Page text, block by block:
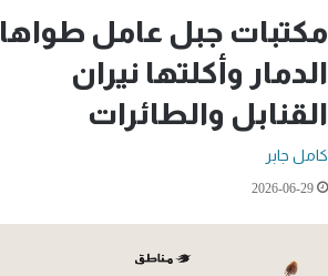
مكتبات جبل عامل طواها
الدمار وأكلتها نيران
القنابل والطائرات
كامل جابر
2026-06-29